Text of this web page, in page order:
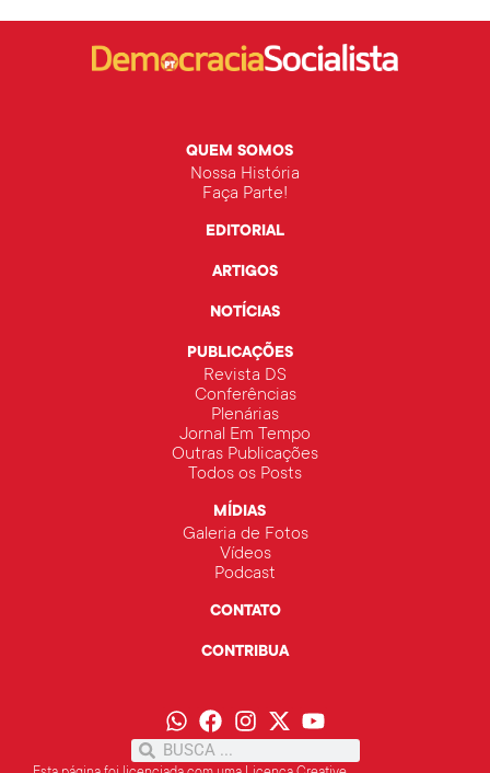
QUEM SOMOS
Nossa História
Faça Parte!
EDITORIAL
ARTIGOS
NOTÍCIAS
PUBLICAÇÕES
Revista DS
Conferências
Plenárias
Jornal Em Tempo
Outras Publicações
Todos os Posts
MÍDIAS
Galeria de Fotos
Vídeos
Podcast
CONTATO
CONTRIBUA